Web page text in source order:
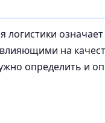
логистики
на
определить и